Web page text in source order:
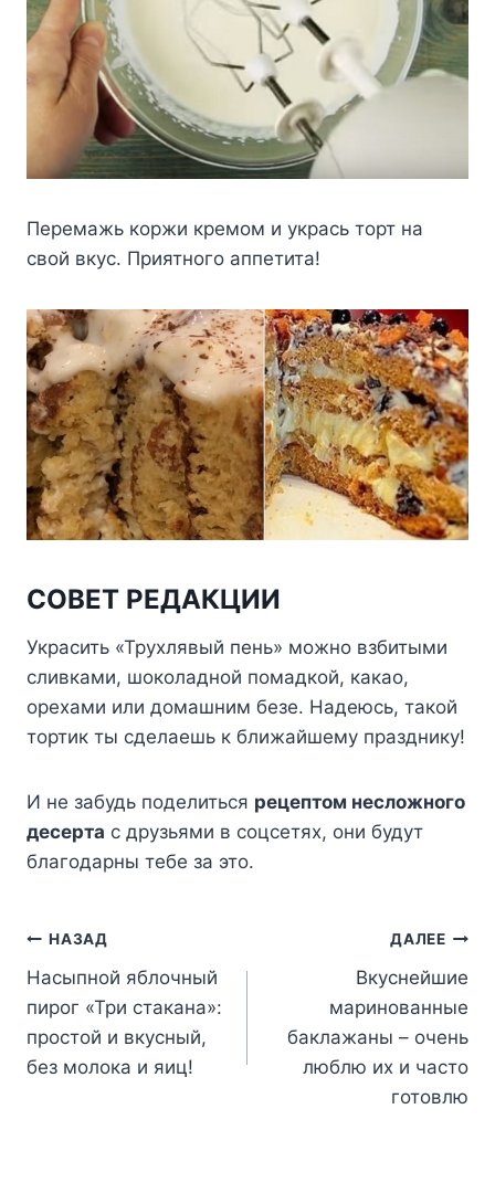
Перемажь коржи кремом и укрась торт на
свой вкус. Приятного аппетита!
СОВЕТ РЕДАКЦИИ
Украсить «Трухлявый пень» можно взбитыми
сливками, шоколадной помадкой, какао,
орехами или домашним безе. Надеюсь, такой
тортик ты сделаешь к ближайшему празднику!
И не забудь поделиться рецептом несложного
десерта с друзьями в соцсетях, они будут
благодарны тебе за это.
Навигация
по
записям
НАЗАД
Насыпной яблочный
пирог «Три стакана»:
простой и вкусный,
без молока и яиц!
ДАЛЕЕ
Вкуснейшие
маринованные
баклажаны – очень
люблю их и часто
готовлю